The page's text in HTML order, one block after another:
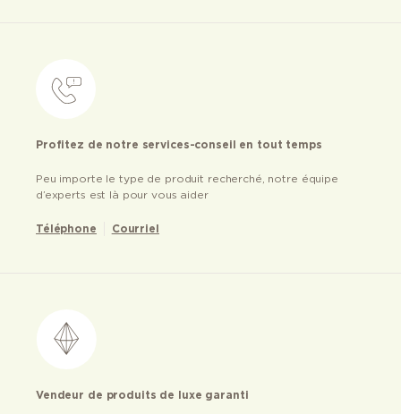
Profitez de notre services-conseil en tout temps
Peu importe le type de produit recherché, notre équipe
d’experts est là pour vous aider
Téléphone Courriel
Vendeur de produits de luxe garanti